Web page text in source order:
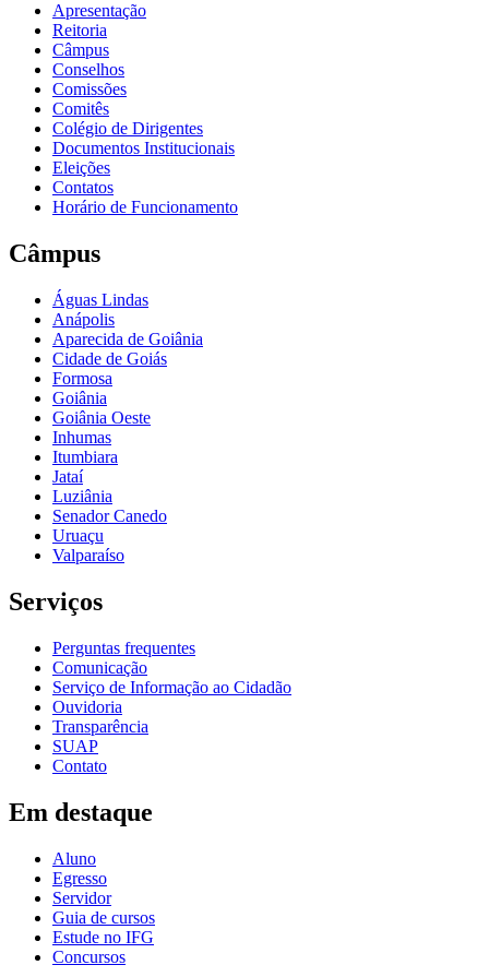
Apresentação
Reitoria
Câmpus
Conselhos
Comissões
Comitês
Colégio de Dirigentes
Documentos Institucionais
Eleições
Contatos
Horário de Funcionamento
Câmpus
Águas Lindas
Anápolis
Aparecida de Goiânia
Cidade de Goiás
Formosa
Goiânia
Goiânia Oeste
Inhumas
Itumbiara
Jataí
Luziânia
Senador Canedo
Uruaçu
Valparaíso
Serviços
Perguntas frequentes
Comunicação
Serviço de Informação ao Cidadão
Ouvidoria
Transparência
SUAP
Contato
Em destaque
Aluno
Egresso
Servidor
Guia de cursos
Estude no IFG
Concursos